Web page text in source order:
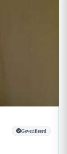
Geverifieerd